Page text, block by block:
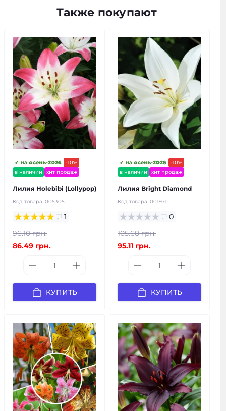
Также покупают
-10%
в наличии
✓ на осень-2026
хит продаж
Лилия Holebibi (Lollypop)
Код товара: 005305
1
96.10 грн.
86.49 грн.
КУПИТЬ
-10%
в наличии
✓ на осень-2026
хит продаж
Лилия Bright Diamond
Код товара: 001971
0
105.68 грн.
95.11 грн.
КУПИТЬ